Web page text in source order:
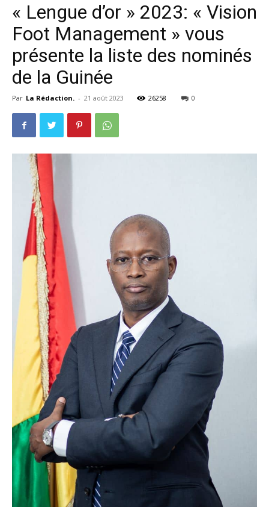
« Lengue d’or » 2023: « Vision
Foot Management » vous
présente la liste des nominés
de la Guinée
Par La Rédaction. - 21 août 2023 26258 0